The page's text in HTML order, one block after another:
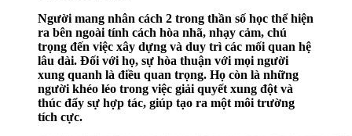
Người mang nhân cách 2 trong thần số học thể hiện
ra bên ngoài tính cách hòa nhã, nhạy cảm, chú
trọng đến việc xây dựng và duy trì các mối quan hệ
lâu dài. Đối với họ, sự hòa thuận với mọi người
xung quanh là điều quan trọng. Họ còn là những
người khéo léo trong việc giải quyết xung đột và
thúc đẩy sự hợp tác, giúp tạo ra một môi trường
tích cực.